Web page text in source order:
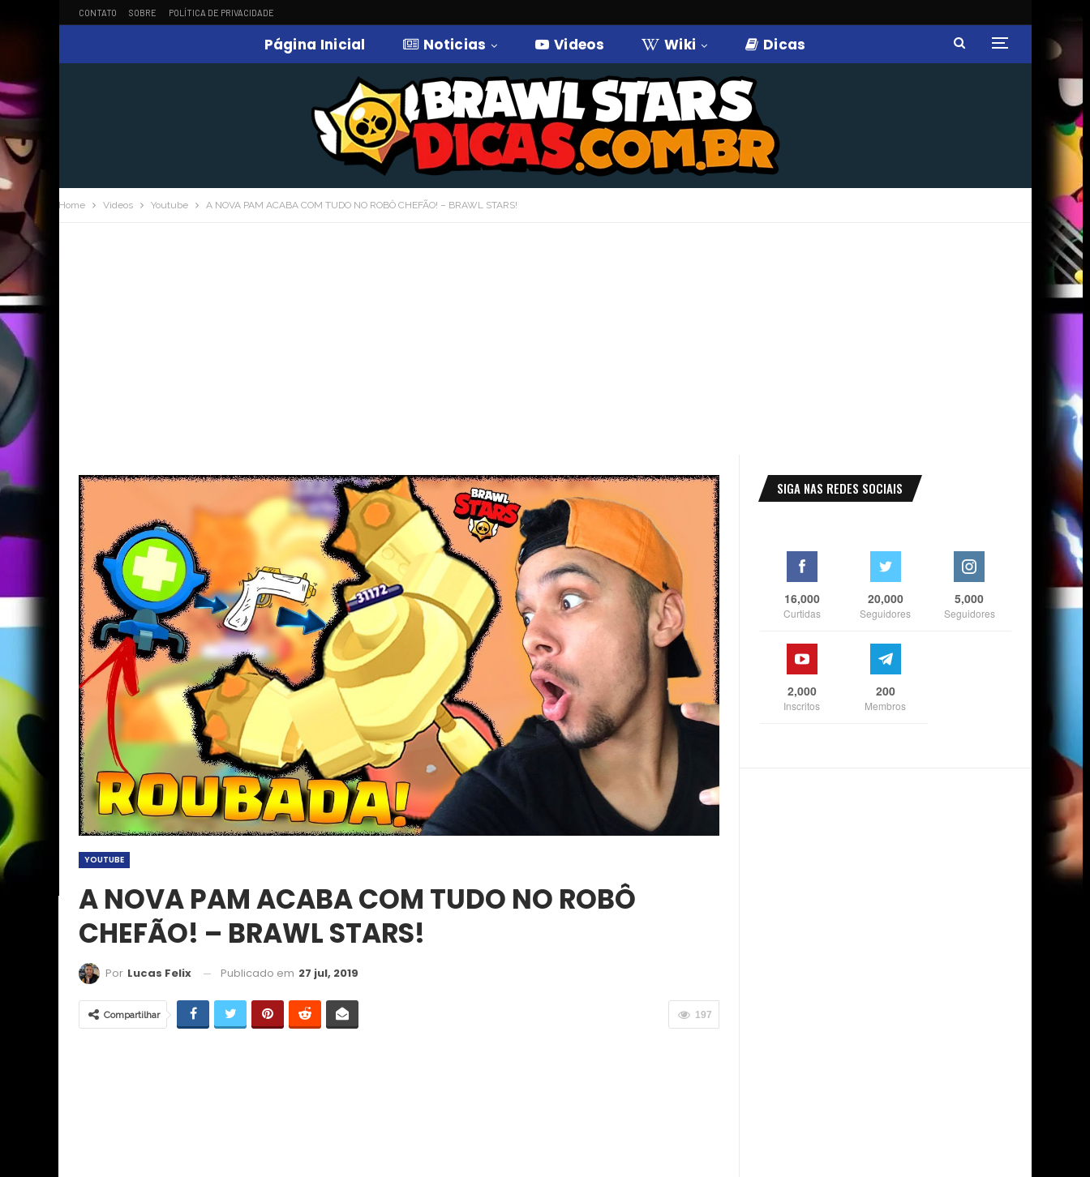
CONTATO SOBRE POLÍTICA DE PRIVACIDADE
Página Inicial Noticias Videos Wiki Dicas
Home Videos Youtube A NOVA PAM ACABA COM TUDO NO ROBÔ CHEFÃO! – BRAWL STARS!
YOUTUBE
A NOVA PAM ACABA COM TUDO NO ROBÔ
CHEFÃO! – BRAWL STARS!
Por Lucas Felix Publicado em 27 jul, 2019
197
Compartilhar
SIGA NAS REDES SOCIAIS
16,000
Curtidas
20,000
Seguidores
5,000
Seguidores
2,000
Inscritos
200
Membros